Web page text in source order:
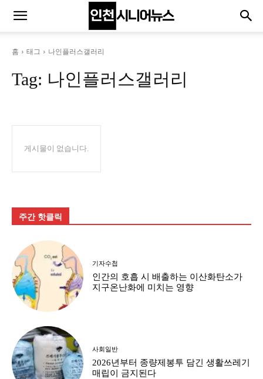
홈 태그 나인플러스갤러리
Tag: 나인플러스갤러리
게시물이 없습니다.
주간 핫클릭
기자수첩
인간의 호흡 시 배출하는 이산화탄소가
지구온난화에 미치는 영향
사회일반
2026년부터 종량제봉투 담긴 생활쓰레기
매립이 금지된다